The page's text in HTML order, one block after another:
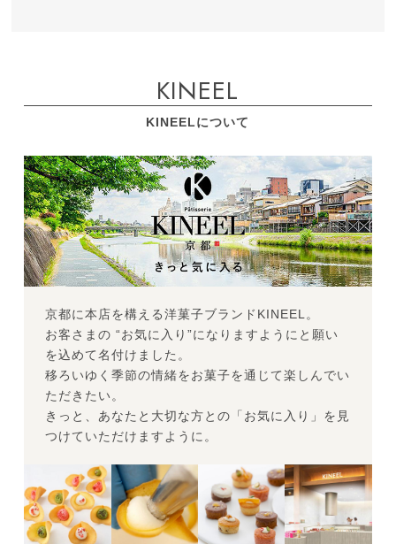
KINEEL
KINEELについて
京都に本店を構える洋菓子ブランドKINEEL。
お客さまの “お気に入り”になりますようにと願い
を込めて名付けました。
移ろいゆく季節の情緒をお菓子を通じて楽しんでい
ただきたい。
きっと、あなたと大切な方との「お気に入り」を見
つけていただけますように。